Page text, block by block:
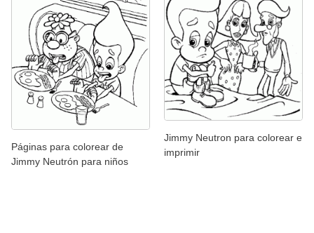
Páginas para colorear de
Jimmy Neutrón para niños
Jimmy Neutron para colorear e
imprimir